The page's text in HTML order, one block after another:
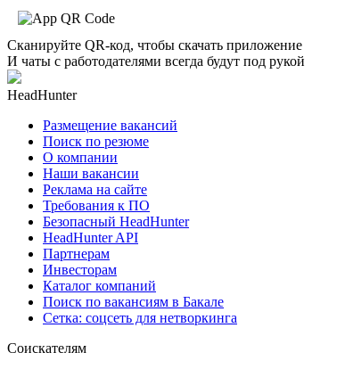
Сканируйте QR-код, чтобы скачать приложение
И чаты с работодателями всегда будут под рукой
HeadHunter
Размещение вакансий
Поиск по резюме
О компании
Наши вакансии
Реклама на сайте
Требования к ПО
Безопасный HeadHunter
HeadHunter API
Партнерам
Инвесторам
Каталог компаний
Поиск по вакансиям в Бакале
Сетка: соцсеть для нетворкинга
Соискателям